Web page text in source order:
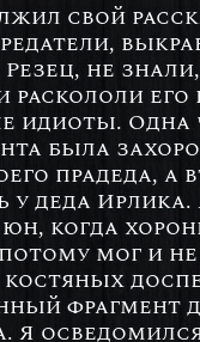
свой
не
раскололи его
идиоты. Одна
была
прадеда, а
у деда
когда
мог и
костяных
фрагмент
Я